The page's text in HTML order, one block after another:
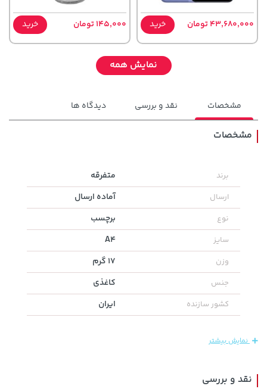
43,680,000 تومان خرید 145,000 تومان خرید
315,900 تومان 1,109,000 تومان
نمایش همه
مشخصات نقد و بررسی دیدگاه ها
مشخصات
برند متفرقه
ارسال آماده ارسال
نوع برچسب
سایز A4
وزن 17 گرم
جنس کاغذی
کشور سازنده ایران
نمایش بیشتر
نقد و بررسی